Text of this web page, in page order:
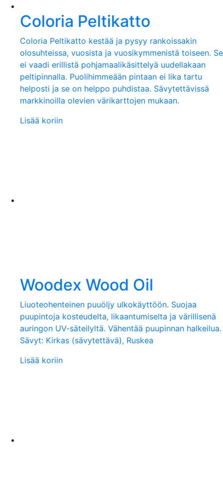
Coloria Peltikatto
Coloria Peltikatto kestää ja pysyy rankoissakin
olosuhteissa, vuosista ja vuosikymmenistä toiseen. Se
ei vaadi erillistä pohjamaalikäsittelyä uudellakaan
peltipinnalla. Puolihimmeään pintaan ei lika tartu
helposti ja se on helppo puhdistaa. Sävytettävissä
markkinoilla olevien värikarttojen mukaan.
Lisää koriin
Woodex Wood Oil
Liuoteohenteinen puuöljy ulkokäyttöön. Suojaa
puupintoja kosteudelta, likaantumiselta ja värillisenä
auringon UV-säteilyltä. Vähentää puupinnan halkeilua.
Sävyt: Kirkas (sävytettävä), Ruskea
Lisää koriin